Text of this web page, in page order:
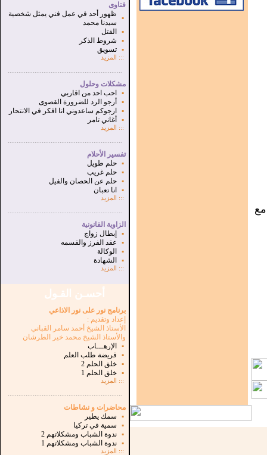
فتاوى
▪
ظهور أحد في عمل فني يمثل شخصية
سيدنا محمد
▪
القتل
▪
شروط الذكر
▪
تسويق
:::
المزيد
مشكلات وحلول
▪
احب احد من اقاربي
▪
أرجو الرد للضرورة القصوى
▪
ارجوكم ساعدوني انا افكر في الانتحار
▪
أغاني تامر
:::
المزيد
تفسير الأحلام
▪
حلم طويل
▪
حلم غريب
▪
حلم عن الحصان والفيل
▪
انا تعبان
:::
المزيد
الزاوية القانونية
▪
إبطال زواج
▪
عقد الفرز والقسمه
▪
الوكالة
▪
الشهادة
::: المزيد
أحسـن القـول
برنامج نور على نور الاذاعي
إعداد وتقديم :
الأستاذ الشيخ أحمد سامر القباني
والأستاذ الشيخ محمد خير الطرشان
▪
الإرهـــاب
▪
فريضة طلب العلم
▪
خلق الحلم 2
▪
خلق الحلم 1
:::
المزيد
محاضرات و نشاطات
▪
سمك يطير
▪
سمية في تركيا
▪
ندوة الشباب ومشكلاتهم 2
▪
ندوة الشباب ومشكلاتهم 1
::: المزيد